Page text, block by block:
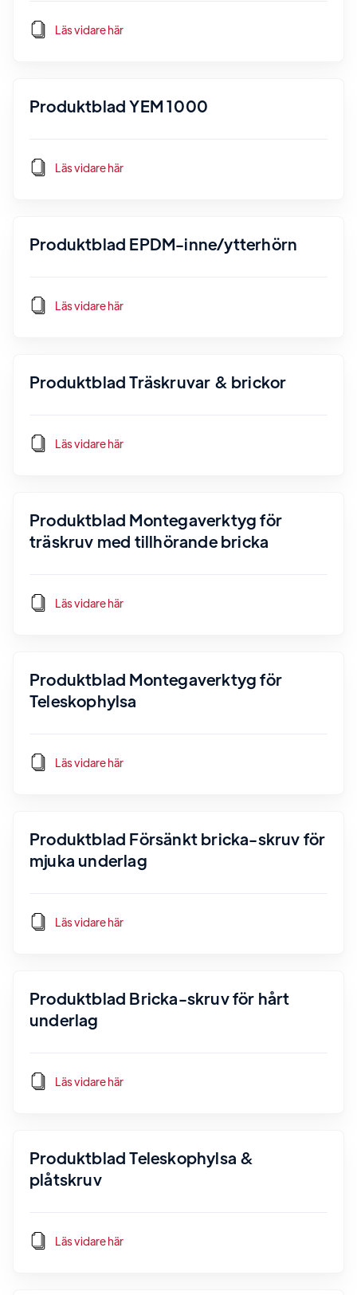
Läs vidare här
Produktblad YEM 1000
Läs vidare här
Produktblad EPDM-inne/ytterhörn
Läs vidare här
Produktblad Träskruvar & brickor
Läs vidare här
Produktblad Montegaverktyg för
träskruv med tillhörande bricka
Läs vidare här
Produktblad Montegaverktyg för
Teleskophylsa
Läs vidare här
Produktblad Försänkt bricka-skruv för
mjuka underlag
Läs vidare här
Produktblad Bricka-skruv för hårt
underlag
Läs vidare här
Produktblad Teleskophylsa &
plåtskruv
Läs vidare här